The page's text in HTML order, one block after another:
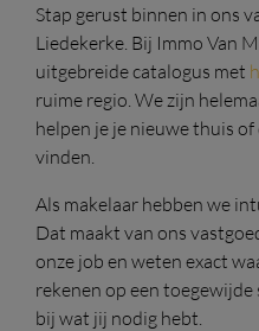
Stap gerust binnen in ons
Liedekerke. Bij Immo Van
uitgebreide catalogus met
ruime regio. We zijn
helpen je je nieuwe thuis
vinden.
Als makelaar hebben we
Dat maakt van ons
onze job en weten exact
rekenen op een
bij wat jij nodig hebt.